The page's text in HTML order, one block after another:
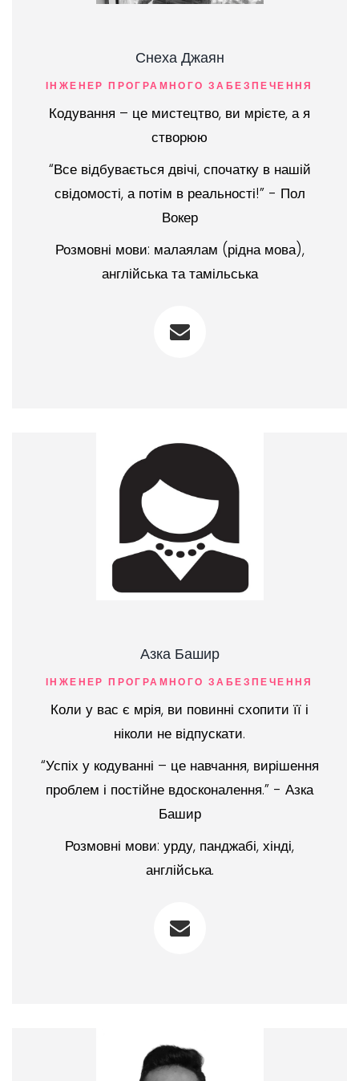
Снеха Джаян
ІНЖЕНЕР ПРОГРАМНОГО ЗАБЕЗПЕЧЕННЯ
Кодування – це мистецтво, ви мрієте, а я
створюю
“Все відбувається двічі, спочатку в нашій
свідомості, а потім в реальності!” - Пол
Вокер
Розмовні мови: малаялам (рідна мова),
англійська та тамільська
Азка Башир
ІНЖЕНЕР ПРОГРАМНОГО ЗАБЕЗПЕЧЕННЯ
Коли у вас є мрія, ви повинні схопити її і
ніколи не відпускати.
“Успіх у кодуванні – це навчання, вирішення
проблем і постійне вдосконалення.” - Азка
Башир
Розмовні мови: урду, панджабі, хінді,
англійська.